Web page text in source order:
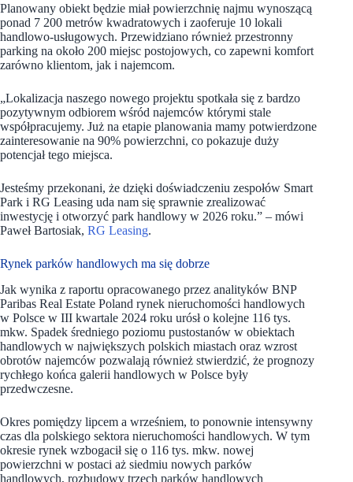
Planowany obiekt będzie miał powierzchnię najmu wynoszącą
ponad 7 200 metrów kwadratowych i zaoferuje 10 lokali
handlowo-usługowych. Przewidziano również przestronny
parking na około 200 miejsc postojowych, co zapewni komfort
zarówno klientom, jak i najemcom.
„Lokalizacja naszego nowego projektu spotkała się z bardzo
pozytywnym odbiorem wśród najemców którymi stale
współpracujemy. Już na etapie planowania mamy potwierdzone
zainteresowanie na 90% powierzchni, co pokazuje duży
potencjał tego miejsca.
Jesteśmy przekonani, że dzięki doświadczeniu zespołów Smart
Park i RG Leasing uda nam się sprawnie zrealizować
inwestycję i otworzyć park handlowy w 2026 roku.” – mówi
Paweł Bartosiak, RG Leasing.
Rynek parków handlowych ma się dobrze
Jak wynika z raportu opracowanego przez analityków BNP
Paribas Real Estate Poland rynek nieruchomości handlowych
w Polsce w III kwartale 2024 roku urósł o kolejne 116 tys.
mkw. Spadek średniego poziomu pustostanów w obiektach
handlowych w największych polskich miastach oraz wzrost
obrotów najemców pozwalają również stwierdzić, że prognozy
rychłego końca galerii handlowych w Polsce były
przedwczesne.
Okres pomiędzy lipcem a wrześniem, to ponownie intensywny
czas dla polskiego sektora nieruchomości handlowych. W tym
okresie rynek wzbogacił się o 116 tys. mkw. nowej
powierzchni w postaci aż siedmiu nowych parków
handlowych, rozbudowy trzech parków handlowych